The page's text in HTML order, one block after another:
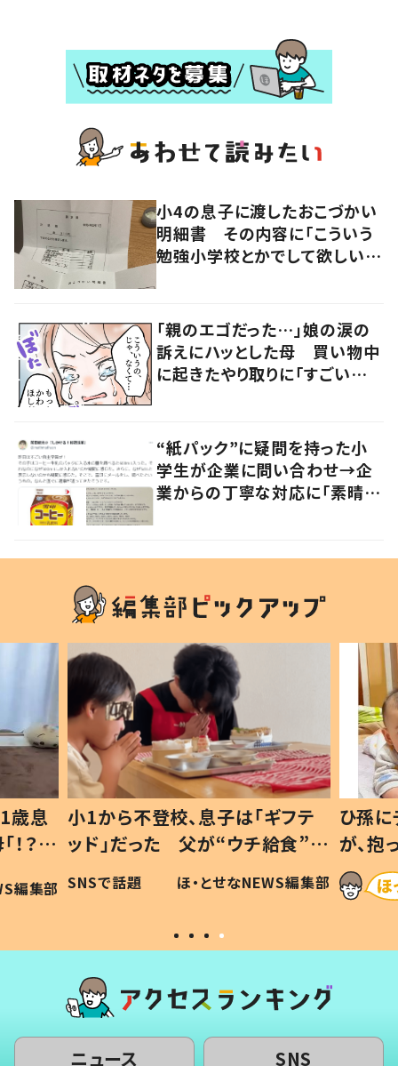
小4の息子に渡したおこづかい
明細書 その内容に「こういう
勉強小学校とかでして欲しい」
「親のエゴだった…」娘の涙の
訴えにハッとした母 買い物中
に起きたやり取りに「すごい分
“紙パック”に疑問を持った小
学生が企業に問い合わせ→企
業からの丁寧な対応に「素晴ら
歳息
？」
編集部
小1から不登校、息子は「ギフテ
ッド」だった 父が“ウチ給食”を
作り続ける理由とは #令和の親
#令和の子
SNSで話題 ほ・とせなNEWS編集部
ひ孫
が、
「涙が
い」
ニュース SNS